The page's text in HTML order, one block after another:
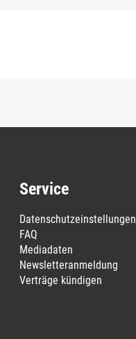
Service
Datenschutzeinstellungen
FAQ
Mediadaten
Newsletteranmeldung
Verträge kündigen